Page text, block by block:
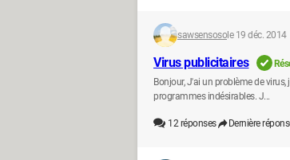
sawsensosole 19 déc. 2014
Virus publicitaires
Bonjour, J'ai un problème de
programmes indésirables. J...
12réponses Dernière